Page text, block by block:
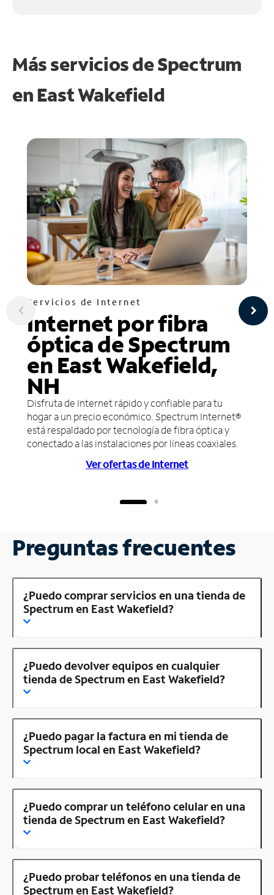
Más servicios de Spectrum
en East Wakefield
Servicios de Internet
Internet por fibra
óptica de Spectrum
en East Wakefield,
NH
Disfruta de Internet rápido y confiable para tu
hogar a un precio económico. Spectrum Internet®
está respaldado por tecnología de fibra óptica y
conectado a las instalaciones por líneas coaxiales.
Ver ofertas de Internet
Preguntas frecuentes
¿Puedo comprar servicios en una tienda de
Spectrum en East Wakefield?
¿Puedo devolver equipos en cualquier
tienda de Spectrum en East Wakefield?
¿Puedo pagar la factura en mi tienda de
Spectrum local en East Wakefield?
¿Puedo comprar un teléfono celular en una
tienda de Spectrum en East Wakefield?
¿Puedo probar teléfonos en una tienda de
Spectrum en East Wakefield?